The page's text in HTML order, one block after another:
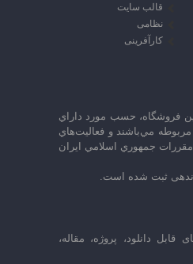
قالب سایت
نظامی
کارآفرینی
فروشگاه، حسب مورد داراي
مي‌باشند و فعاليت‌هاي
مقررات جمهوري اسلامي ايران
ثبت شده است.
قابل دانلود، پروژه، مقاله،